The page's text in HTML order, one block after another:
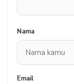
Nama
Email